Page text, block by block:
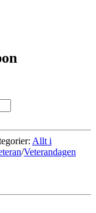
Allt i
/Veterandagen